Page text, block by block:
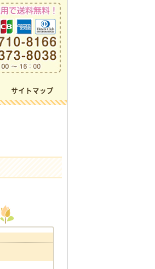
サイトマップ